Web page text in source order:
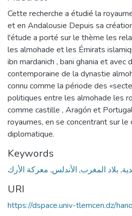
Cette recherche a étudié la
et en Andalousie Depuis sa
l'étude a porté sur le thème les
les almohade et les Émirats
ibn mardanich , bani ghania et avec
contemporaine de la dynastie
connu comme la période des
politiques entre les almohade les
comme castille , Aragón et
royaumes, en se concentrant sur
diplomatique.
Keywords
, بلاد المغرب, الأندلس, معركة الأرك
URI
https://dspace.univ-tlemcen.dz/